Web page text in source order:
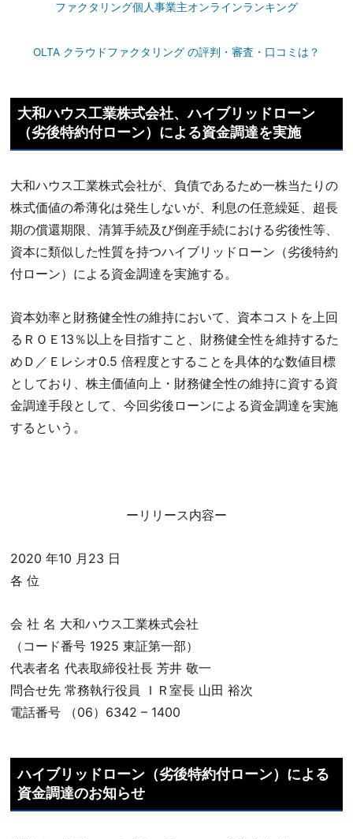
ファクタリング個人事業主オンラインランキング
OLTA クラウドファクタリング の評判・審査・口コミは？
大和ハウス工業株式会社、ハイブリッドローン
（劣後特約付ローン）による資金調達を実施
大和ハウス工業株式会社が、負債であるため一株当たりの
株式価値の希薄化は発生しないが、利息の任意繰延、超長
期の償還期限、清算手続及び倒産手続における劣後性等、
資本に類似した性質を持つハイブリッドローン（劣後特約
付ローン）による資金調達を実施する。
資本効率と財務健全性の維持において、資本コストを上回
るＲＯＥ13％以上を目指すこと、財務健全性を維持するた
めＤ／Ｅレシオ0.5 倍程度とすることを具体的な数値目標
としており、株主価値向上・財務健全性の維持に資する資
金調達手段として、今回劣後ローンによる資金調達を実施
するという。
ーリリース内容ー
2020 年10 月23 日
各 位
会 社 名 大和ハウス工業株式会社
（コード番号 1925 東証第一部）
代表者名 代表取締役社長 芳井 敬一
問合せ先 常務執行役員 ＩＲ室長 山田 裕次
電話番号 （06）6342 – 1400
ハイブリッドローン（劣後特約付ローン）による
資金調達のお知らせ